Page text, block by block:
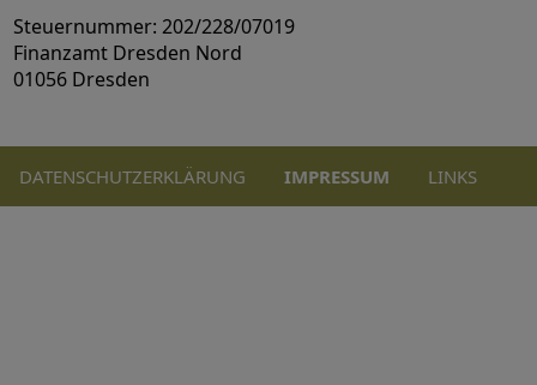
Steuernummer: 202/228/07019
Finanzamt Dresden Nord
01056 Dresden
DATENSCHUTZERKLÄRUNG IMPRESSUM LINKS